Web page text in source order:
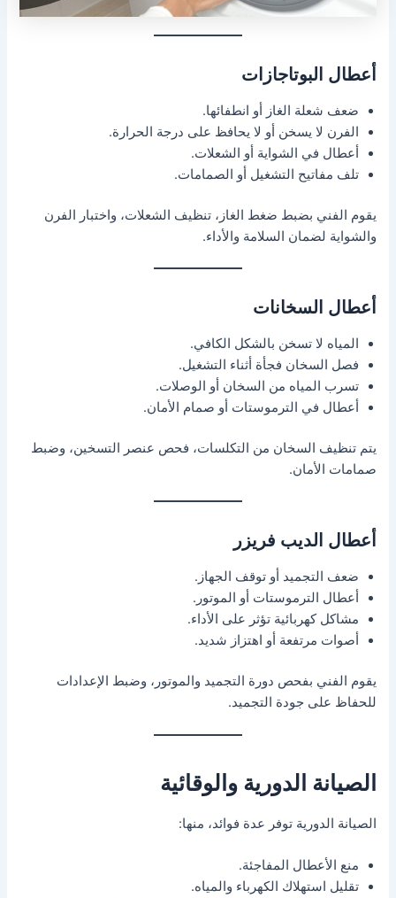
أعطال البوتاجازات
ضعف شعلة الغاز أو انطفائها.
الفرن لا يسخن أو لا يحافظ على درجة الحرارة.
أعطال في الشواية أو الشعلات.
تلف مفاتيح التشغيل أو الصمامات.
يقوم الفني بضبط ضغط الغاز، تنظيف الشعلات، واختبار الفرن
والشواية لضمان السلامة والأداء.
أعطال السخانات
المياه لا تسخن بالشكل الكافي.
فصل السخان فجأة أثناء التشغيل.
تسرب المياه من السخان أو الوصلات.
أعطال في الترموستات أو صمام الأمان.
يتم تنظيف السخان من التكلسات، فحص عنصر التسخين، وضبط
صمامات الأمان.
أعطال الديب فريزر
ضعف التجميد أو توقف الجهاز.
أعطال الترموستات أو الموتور.
مشاكل كهربائية تؤثر على الأداء.
أصوات مرتفعة أو اهتزاز شديد.
يقوم الفني بفحص دورة التجميد والموتور، وضبط الإعدادات
للحفاظ على جودة التجميد.
الصيانة الدورية والوقائية
الصيانة الدورية توفر عدة فوائد، منها:
منع الأعطال المفاجئة.
تقليل استهلاك الكهرباء والمياه.